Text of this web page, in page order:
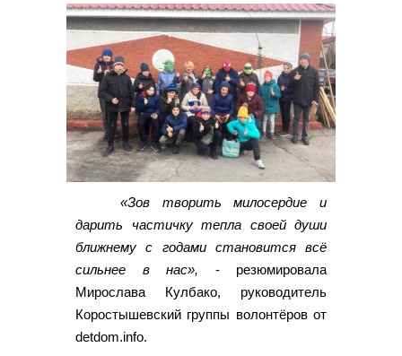
«Зов творить милосердие и
дарить частичку тепла своей души
ближнему с годами становится всё
сильнее в нас», - резюмировала
Мирослава Кулбако, руководитель
Коростышевский группы волонтёров от
detdom.info.